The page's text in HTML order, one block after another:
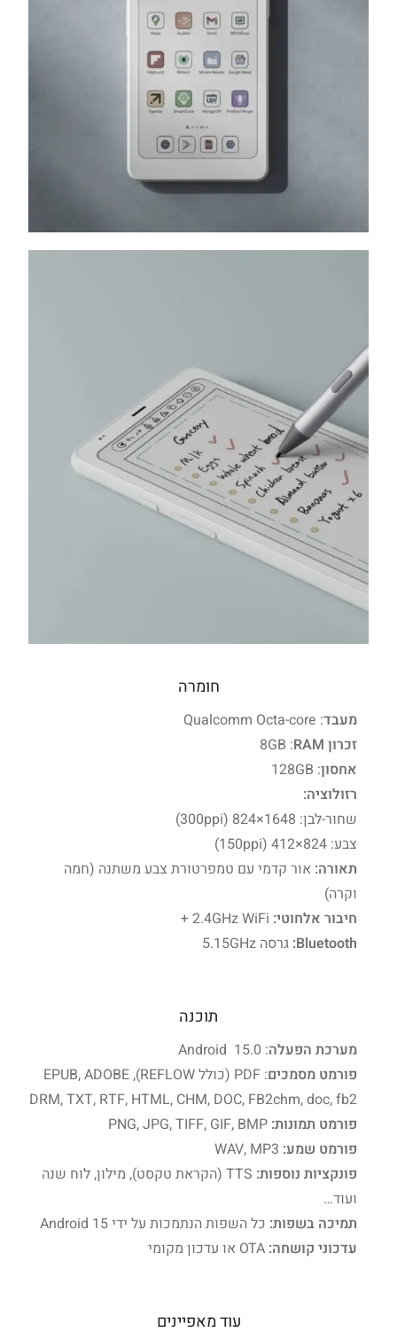
חומרה
מעבד: Qualcomm Octa-core
זכרון RAM
: ‏8GB
אחסון: 128GB
רזולוציה:
שחור-לבן: ‎824×1648‎ ‏(300ppi)
צבע: ‎412×824‎ ‏(150ppi)
תאורה: אור קדמי עם טמפרטורת צבע משתנה (חמה
וקרה)
חיבור אלחוטי: WiFi
2.4GHz +
Bluetooth
: גרסה 5.15GHz
תוכנה
מערכת הפעלה: Android 15.0
פורמט מסמכים
: PDF (כולל REFLOW), EPUB, ADOBE
DRM, TXT, RTF, HTML, CHM, DOC, FB2chm, doc, fb2
פורמט תמונות: PNG, JPG, TIFF, GIF, BMP
פורמט שמע:
פונקציות נוספות:
‏TTS (הקראת טקסט), מילון, לוח שנה
ועוד…
תמיכה בשפות: כל השפות הנתמכות על ידי Android 15
עדכוני קושחה: ‏OTA או עדכון מקומי
עוד מאפיינים